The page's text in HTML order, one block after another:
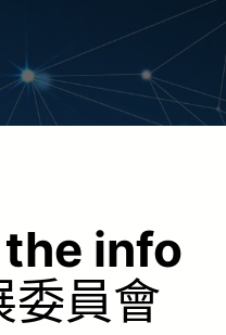
info
委員會